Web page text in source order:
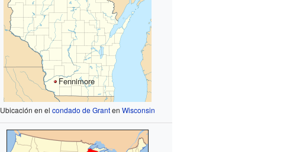
Fennimore
Ubicación en elcondado de GrantenWisconsin